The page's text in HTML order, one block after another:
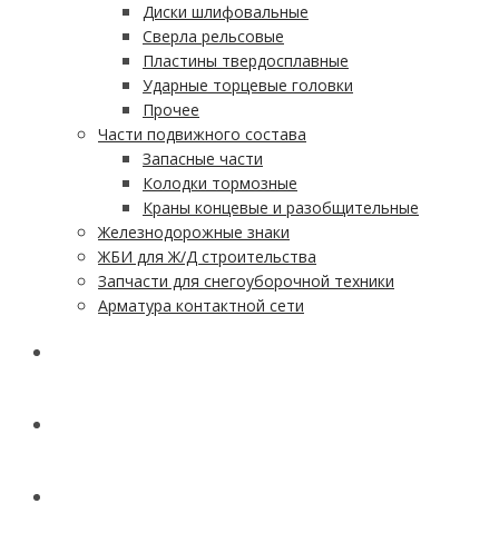
Диски шлифовальные
Сверла рельсовые
Пластины твердосплавные
Ударные торцевые головки
Прочее
Части подвижного состава
Запасные части
Колодки тормозные
Краны концевые и разобщительные
Железнодорожные знаки
ЖБИ для Ж/Д строительства
Запчасти для снегоуборочной техники
Арматура контактной сети